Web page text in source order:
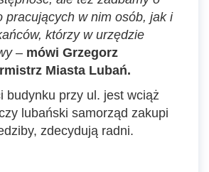
pracujących w nim osób, jak i
którzy w urzędzie
– mówi Grzegorz
Miasta Lubań.
budynku przy ul. jest wciąż
lubański samorząd zakupi
zdecydują radni.